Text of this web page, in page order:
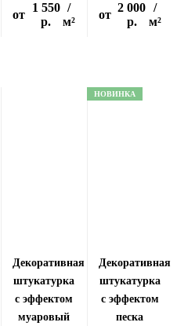
от
1 550
р.
/
м²
от
2 000
р.
/
м²
Декоративная
штукатурка
с эффектом
муаровый
НОВИНКА
Декоративная
штукатурка
с эффектом
песка